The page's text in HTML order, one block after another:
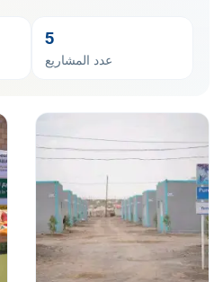
5
عدد المشاريع